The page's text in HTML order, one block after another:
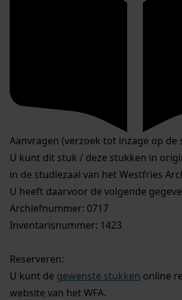
Aanvragen (verzoek tot inzage op de
U kunt dit stuk / deze stukken in
in de studiezaal van het Westfries
U heeft daarvoor de volgende
Archiefnummer: 0717
Inventarisnummer: 1423
Reserveren:
U kunt de gewenste stukken online
website van het WFA.